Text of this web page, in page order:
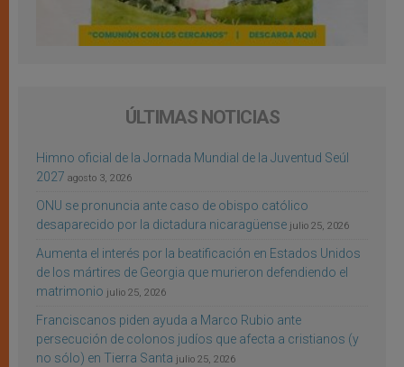
ÚLTIMAS NOTICIAS
Himno oficial de la Jornada Mundial de la Juventud Seúl
2027 agosto 3, 2026
ONU se pronuncia ante caso de obispo católico
desaparecido por la dictadura nicaragüense julio 25, 2026
Aumenta el interés por la beatificación en Estados Unidos
de los mártires de Georgia que murieron defendiendo el
matrimonio julio 25, 2026
Franciscanos piden ayuda a Marco Rubio ante
persecución de colonos judíos que afecta a cristianos (y
no sólo) en Tierra Santa julio 25, 2026